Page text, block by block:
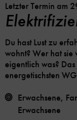
Letzter Termin am
Du hast Lust zu
wohnt? Wer hat sie
eigentlich was?
energetischsten
Erwachsene,
Erwachsene